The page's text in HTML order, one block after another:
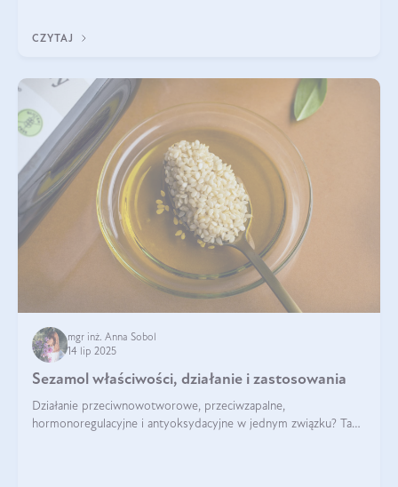
CZYTAJ
mgr inż. Anna Sobol
14 lip 2025
Sezamol właściwości, działanie i zastosowania
Działanie przeciwnowotworowe, przeciwzapalne,
hormonoregulacyjne i antyoksydacyjne w jednym związku? Tak